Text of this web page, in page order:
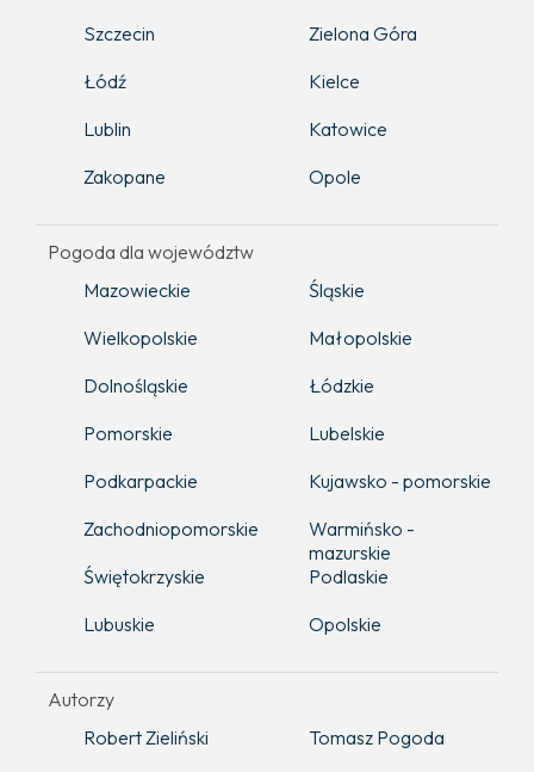
Szczecin
Zielona Góra
Łódź
Kielce
Lublin
Katowice
Zakopane
Opole
Pogoda dla województw
Mazowieckie
Śląskie
Wielkopolskie
Małopolskie
Dolnośląskie
Łódzkie
Pomorskie
Lubelskie
Podkarpackie
Kujawsko - pomorskie
Zachodniopomorskie
Warmińsko -
mazurskie
Świętokrzyskie
Podlaskie
Lubuskie
Opolskie
Autorzy
Robert Zieliński
Tomasz Pogoda